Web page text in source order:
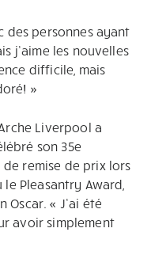
des personnes ayant
j’aime les nouvelles
difficile, mais
»
Liverpool a
son 35e
remise de prix lors
Pleasantry Award,
« J’ai été
avoir simplement